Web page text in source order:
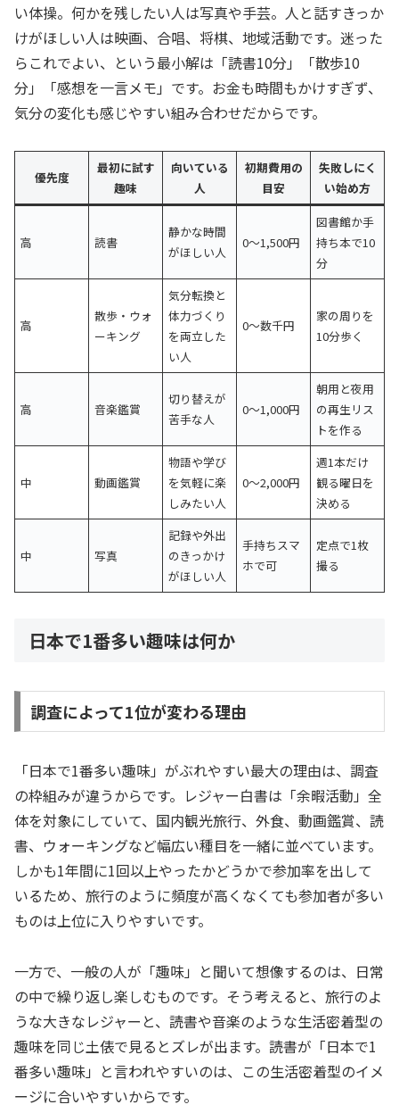
い体操。何かを残したい人は写真や手芸。人と話すきっか
けがほしい人は映画、合唱、将棋、地域活動です。迷った
らこれでよい、という最小解は「読書10分」「散歩10
分」「感想を一言メモ」です。お金も時間もかけすぎず、
気分の変化も感じやすい組み合わせだからです。
優先度
最初に試す
趣味
向いている
人
初期費用の
目安
失敗しにく
い始め方
高 読書
静かな時間
がほしい人
0〜1,500円
図書館か手
持ち本で10
分
高
散歩・ウォ
ーキング
気分転換と
体力づくり
を両立した
い人
0〜数千円
家の周りを
10分歩く
高 音楽鑑賞
切り替えが
苦手な人
0〜1,000円
朝用と夜用
の再生リス
トを作る
中 動画鑑賞
物語や学び
を気軽に楽
しみたい人
0〜2,000円
週1本だけ
観る曜日を
決める
中 写真
記録や外出
のきっかけ
がほしい人
手持ちスマ
ホで可
定点で1枚
撮る
日本で1番多い趣味は何か
調査によって1位が変わる理由
「日本で1番多い趣味」がぶれやすい最大の理由は、調査
の枠組みが違うからです。レジャー白書は「余暇活動」全
体を対象にしていて、国内観光旅行、外食、動画鑑賞、読
書、ウォーキングなど幅広い種目を一緒に並べています。
しかも1年間に1回以上やったかどうかで参加率を出して
いるため、旅行のように頻度が高くなくても参加者が多い
ものは上位に入りやすいです。
一方で、一般の人が「趣味」と聞いて想像するのは、日常
の中で繰り返し楽しむものです。そう考えると、旅行のよ
うな大きなレジャーと、読書や音楽のような生活密着型の
趣味を同じ土俵で見るとズレが出ます。読書が「日本で1
番多い趣味」と言われやすいのは、この生活密着型のイメ
ージに合いやすいからです。